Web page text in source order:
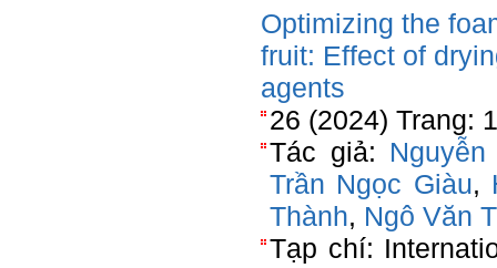
Optimizing the
fruit: Effect of
agents
26 (2024) Trang:
Tác giả:
Trần Ngọc Giàu,
Thành, Ngô Văn
Tạp chí: